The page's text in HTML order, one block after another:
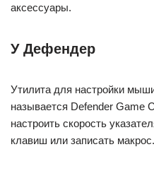
аксессуары.
У Дефендер
Утилита для настройки
называется Defender
настроить скорость
клавиш или записать макрос.